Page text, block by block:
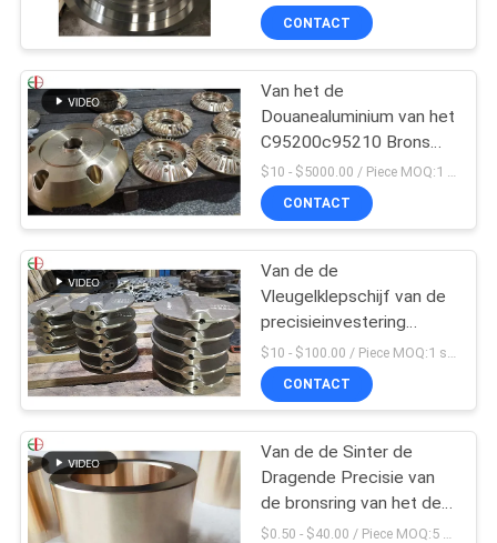
van de
Afgietselscentrifuge
CONTACT
Van het de
Douanealuminium van het
C95200c95210 Brons
het Gietende Lichaam
van de het Bronsklep
$10 - $5000.00 / Piece MOQ:1 stukken
CONTACT
Van de de
Vleugelklepschijf van de
precisieinvestering
Gietend Het
Bronsmessing 009
ASTM B61 B62
$10 - $100.00 / Piece MOQ:1 stukken
CONTACT
Van de de Sinter de
Dragende Precisie van
de bronsring van het de
Delenaluminium van de